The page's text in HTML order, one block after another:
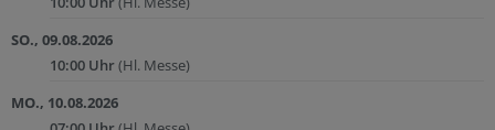
SO., 09.08.2026
10:00 Uhr(Hl. Messe)
MO., 10.08.2026